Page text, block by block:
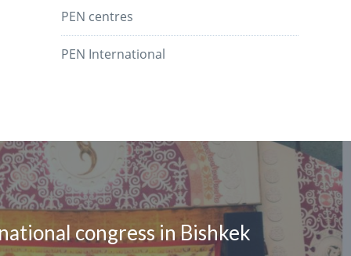
PEN centres
PEN International
congress in Bishkek